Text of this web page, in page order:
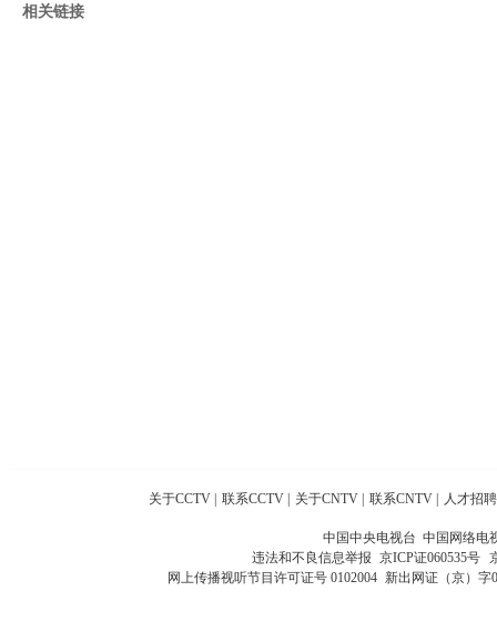
相关链接
关于CCTV | 联系CCTV | 关于CNTV | 联系CNTV | 人才招聘
中国中央电视台 中国网络电
违法和不良信息举报 京ICP证060535号
网上传播视听节目许可证号 0102004 新出网证（京）